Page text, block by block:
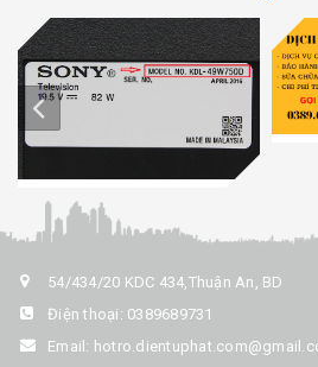
54/434/20 KDC 434,Thuận An, BD
Điện thoại: 0389689731
Email: